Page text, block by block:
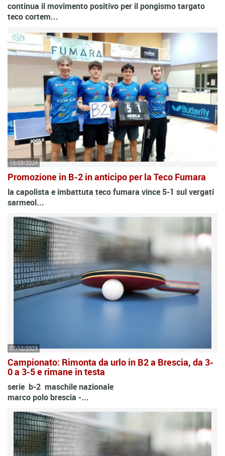
continua il movimento positivo per il pongismo targato
teco cortem...
10/03/2024
Promozione in B-2 in anticipo per la Teco Fumara
la capolista e imbattuta teco fumara vince 5-1 sul vergati
sarmeol...
07/12/2023
Campionato: Rimonta da urlo in B2 a Brescia, da 3-
0 a 3-5 e rimane in testa
serie b-2 maschile nazionale
marco polo brescia -...